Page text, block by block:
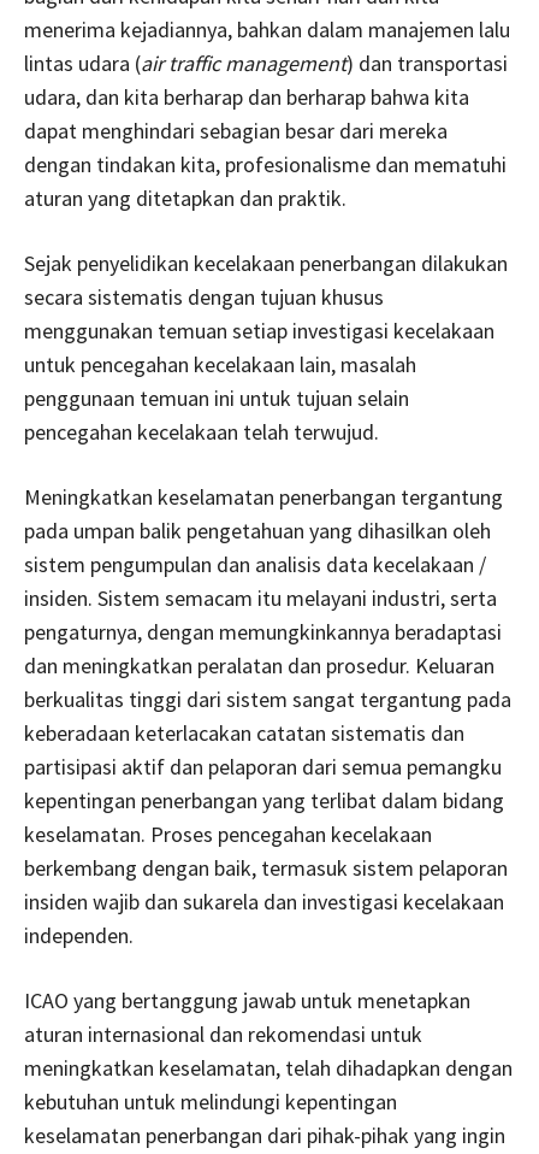
menerima kejadiannya, bahkan dalam manajemen lalu
lintas udara (air traffic management) dan transportasi
udara, dan kita berharap dan berharap bahwa kita
dapat menghindari sebagian besar dari mereka
dengan tindakan kita, profesionalisme dan mematuhi
aturan yang ditetapkan dan praktik.
Sejak penyelidikan kecelakaan penerbangan dilakukan
secara sistematis dengan tujuan khusus
menggunakan temuan setiap investigasi kecelakaan
untuk pencegahan kecelakaan lain, masalah
penggunaan temuan ini untuk tujuan selain
pencegahan kecelakaan telah terwujud.
Meningkatkan keselamatan penerbangan tergantung
pada umpan balik pengetahuan yang dihasilkan oleh
sistem pengumpulan dan analisis data kecelakaan /
insiden. Sistem semacam itu melayani industri, serta
pengaturnya, dengan memungkinkannya beradaptasi
dan meningkatkan peralatan dan prosedur. Keluaran
berkualitas tinggi dari sistem sangat tergantung pada
keberadaan keterlacakan catatan sistematis dan
partisipasi aktif dan pelaporan dari semua pemangku
kepentingan penerbangan yang terlibat dalam bidang
keselamatan. Proses pencegahan kecelakaan
berkembang dengan baik, termasuk sistem pelaporan
insiden wajib dan sukarela dan investigasi kecelakaan
independen.
ICAO yang bertanggung jawab untuk menetapkan
aturan internasional dan rekomendasi untuk
meningkatkan keselamatan, telah dihadapkan dengan
kebutuhan untuk melindungi kepentingan
keselamatan penerbangan dari pihak-pihak yang ingin